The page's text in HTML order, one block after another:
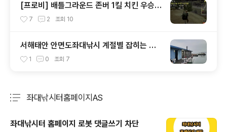
[프로비] 배틀그라운드 존버 1킬 치킨 우승 -
레알 예능ㅋ
7 2 조회 10
서해태안 안면도좌대낚시 계절별 잡히는 어
종(우럭,광어,주꾸미,갑오징어) 차이는?
1 0 조회 7
좌대낚시터홈페이지AS
좌대낚시터 홈페이지 로봇 댓글쓰기 차단